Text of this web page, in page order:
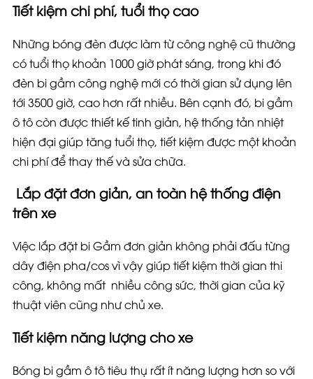
Tiết kiệm chi phí, tuổi thọ cao
Những bóng đèn được làm từ công nghệ cũ thường
có tuổi thọ khoản 1000 giờ phát sáng, trong khi đó
đèn bi gầm công nghệ mới có thời gian sử dụng lên
tới 3500 giờ, cao hơn rất nhiều. Bên cạnh đó, bi gầm
ô tô còn được thiết kế tinh giản, hệ thống tản nhiệt
hiện đại giúp tăng tuổi thọ, tiết kiệm được một khoản
chi phí để thay thế và sửa chữa.
Lắp đặt đơn giản, an toàn hệ thống điện
trên xe
Việc lắp đặt bi Gầm đơn giản không phải đấu từng
dây điện pha/cos vì vậy giúp tiết kiệm thời gian thi
công, không mất nhiều công sức, thời gian của kỹ
thuật viên cũng như chủ xe.
Tiết kiệm năng lượng cho xe
Bóng bi gầm ô tô tiêu thụ rất ít năng lượng hơn so với